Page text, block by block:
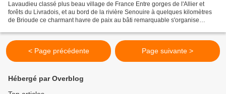
Lavaudieu classé plus beau village de France Entre gorges de l'Allier et
forêts du Livradois, et au bord de la rivière Senouire à quelques kilomètres
de Brioude ce charmant havre de paix au bâti remarquable s'organise
< Page précédente Page suivante >
Hébergé par Overblog